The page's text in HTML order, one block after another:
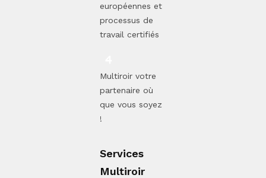
européennes et
processus de
travail certifiés
Multiroir votre
partenaire où
que vous soyez
!
Services
Multiroir